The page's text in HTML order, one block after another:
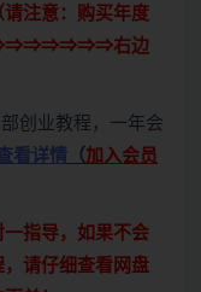
注意： 购买年度
右边
创业教程，一年会
看详情 （加入会员
指导，如果不会
请仔细查看网盘